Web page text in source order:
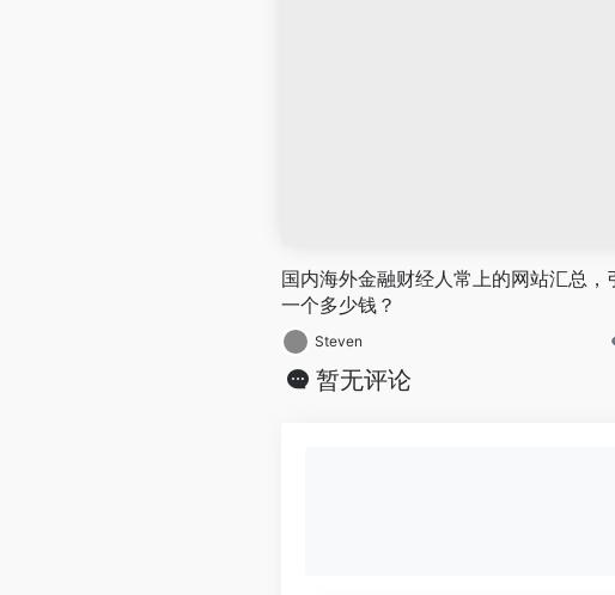
国内海外金融财经人常上的网站汇总，
一个多少钱？
Steven
暂无评论